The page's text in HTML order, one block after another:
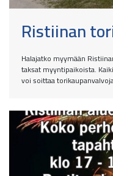
Ristiinan
Halajatko myymään
taksat myyntipaikoista.
voi soittaa